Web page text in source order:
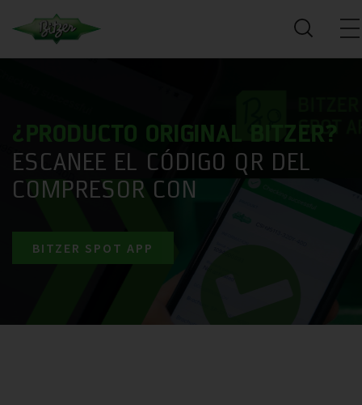
¿PRODUCTO ORIGINAL BITZER?
ESCANEE EL CÓDIGO QR DEL
COMPRESOR CON
BITZER SPOT APP